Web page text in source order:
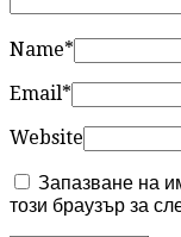
Name*
Email*
Website
Запазване на
този браузър за